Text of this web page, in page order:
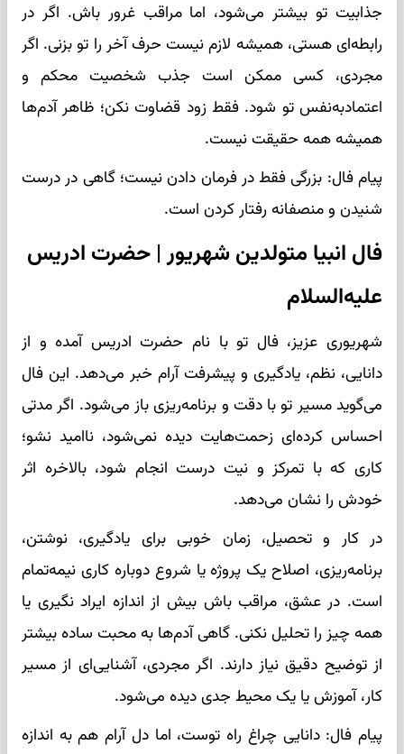
جذابیت تو بیشتر می‌شود، اما مراقب غرور باش. اگر در
رابطه‌ای هستی، همیشه لازم نیست حرف آخر را تو بزنی. اگر
مجردی، کسی ممکن است جذب شخصیت محکم و
اعتمادبه‌نفس تو شود. فقط زود قضاوت نکن؛ ظاهر آدم‌ها
همیشه همه حقیقت نیست.
پیام فال: بزرگی فقط در فرمان دادن نیست؛ گاهی در درست
شنیدن و منصفانه رفتار کردن است.
فال انبیا متولدین شهریور | حضرت ادریس
علیه‌السلام
شهریوری عزیز، فال تو با نام حضرت ادریس آمده و از
دانایی، نظم، یادگیری و پیشرفت آرام خبر می‌دهد. این فال
می‌گوید مسیر تو با دقت و برنامه‌ریزی باز می‌شود. اگر مدتی
احساس کرده‌ای زحمت‌هایت دیده نمی‌شود، ناامید نشو؛
کاری که با تمرکز و نیت درست انجام شود، بالاخره اثر
خودش را نشان می‌دهد.
در کار و تحصیل، زمان خوبی برای یادگیری، نوشتن،
برنامه‌ریزی، اصلاح یک پروژه یا شروع دوباره کاری نیمه‌تمام
است. در عشق، مراقب باش بیش از اندازه ایراد نگیری یا
همه چیز را تحلیل نکنی. گاهی آدم‌ها به محبت ساده بیشتر
از توضیح دقیق نیاز دارند. اگر مجردی، آشنایی‌ای از مسیر
کار، آموزش یا یک محیط جدی دیده می‌شود.
پیام فال: دانایی چراغ راه توست، اما دل آرام هم به اندازه